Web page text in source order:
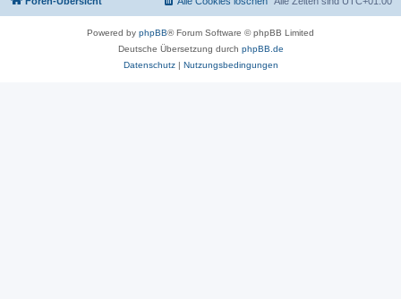
Powered by phpBB® Forum Software © phpBB Limited
Deutsche Übersetzung durch phpBB.de
Datenschutz| Nutzungsbedingungen